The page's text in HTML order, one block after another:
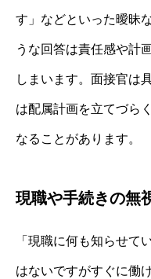
す」などといった曖昧
うな回答は責任感や計
しまいます。面接官は
は配属計画を立てづら
なることがあります。
現職や手続きの無
「現職に何も知らせて
はないですがすぐに働